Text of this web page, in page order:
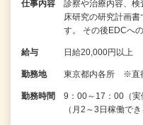
仕事内容
診察や治療内容、
床研究の研究計画
す。 その後EDCへ
給与 日給20,000円以上
勤務地 東京都内各所 ※直
勤務時間
9：00～17：00（
（月2～3日稼働で